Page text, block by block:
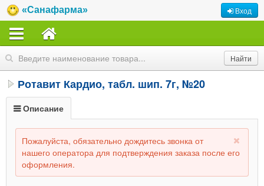
«Санафарма» Вход
Ротавит Кардио, табл. шип. 7г, №20
Описание
Пожалуйста, обязательно дождитесь звонка от
нашего оператора для подтверждения заказа после его
оформления.